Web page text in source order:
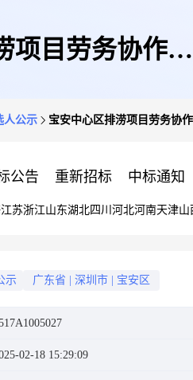
项目劳务协作候
人公示 宝安中心区排涝项目劳务协
公告 重新招标 中标通知
江苏浙江山东湖北四川 河北河南天津山
示 广东省 深圳市 宝安区
02-18 15:29:09